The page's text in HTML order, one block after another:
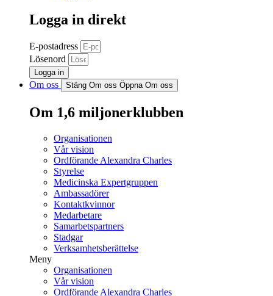
Logga in direkt
E-postadress
Lösenord
Logga in
Om oss Stäng Om oss Öppna Om oss
Om 1,6 miljonerklubben
Organisationen
Vår vision
Ordförande Alexandra Charles
Styrelse
Medicinska Expertgruppen
Ambassadörer
Kontaktkvinnor
Medarbetare
Samarbetspartners
Stadgar
Verksamhetsberättelse
Meny
Organisationen
Vår vision
Ordförande Alexandra Charles